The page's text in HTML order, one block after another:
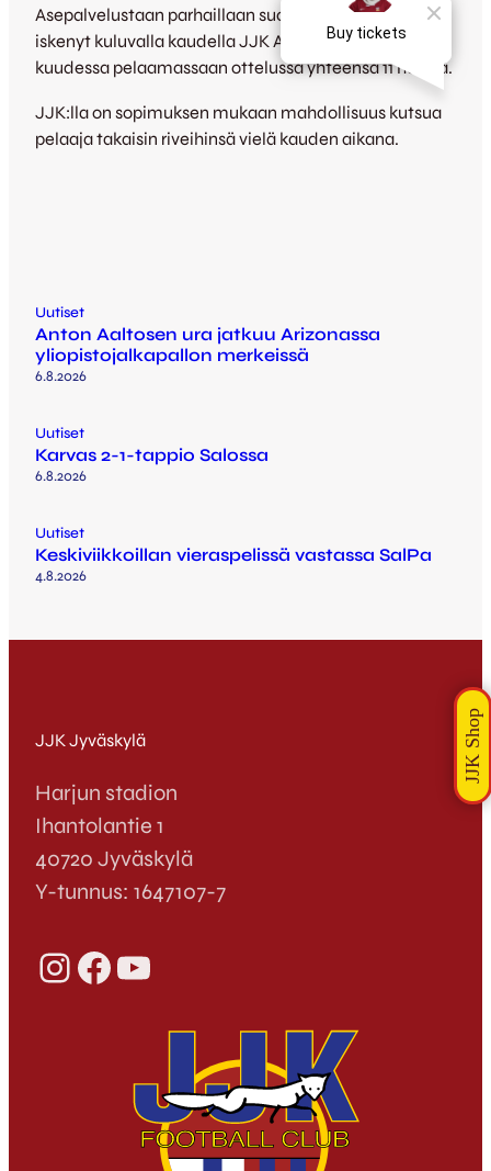
Asepalvelustaan parhaillaan suorittava Leivonen on
iskenyt kuluvalla kaudella JJK Akatemian riveissä
kuudessa pelaamassaan ottelussa yhteensä 11 häkkiä.
JJK:lla on sopimuksen mukaan mahdollisuus kutsua
pelaaja takaisin riveihinsä vielä kauden aikana.
Uutiset
Anton Aaltosen ura jatkuu Arizonassa
yliopistojalkapallon merkeissä
6.8.2026
Uutiset
Karvas 2-1-tappio Salossa
6.8.2026
Uutiset
Keskiviikkoillan vieraspelissä vastassa SalPa
4.8.2026
JJK Jyväskylä
Harjun stadion
Ihantolantie 1
40720 Jyväskylä
Y-tunnus: 1647107-7
InstagramFacebook YouTube